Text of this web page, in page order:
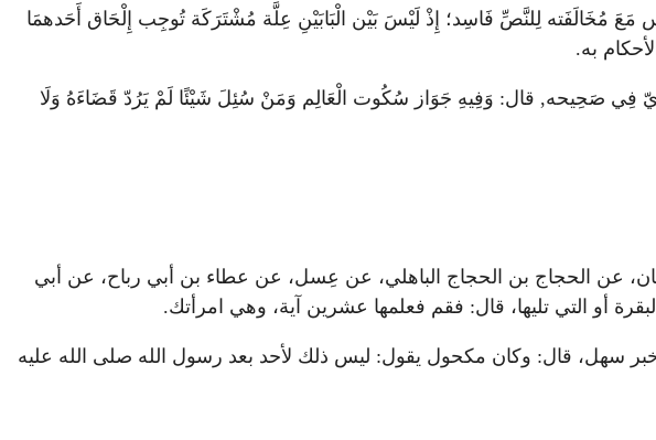
مَعَ مُخَالَفَته لِلنَّصِّ فَاسِد؛ إِذْ لَيْسَ بَيْن الْبَابَيْنِ عِلَّة مُشْتَرَكَة تُوجِب إِلْحَاق أَحَدهمَا
به.
فِي صَحِيحه, قال: وَفِيهِ جَوَاز سُكُوت الْعَالِم وَمَنْ سُئِلَ شَيْئًا لَمْ يَرُدّ قَضَاءَهُ وَلَا
عن الحجاج بن الحجاج الباهلي، عن عِسل، عن عطاء بن أبي رباح، عن أبي
أو التي تليها، قال: فقم فعلمها عشرين آية، وهي امرأتك.
خبر سهل، قال: وكان مكحول يقول: ليس ذلك لأحد بعد رسول الله صلى الله عليه